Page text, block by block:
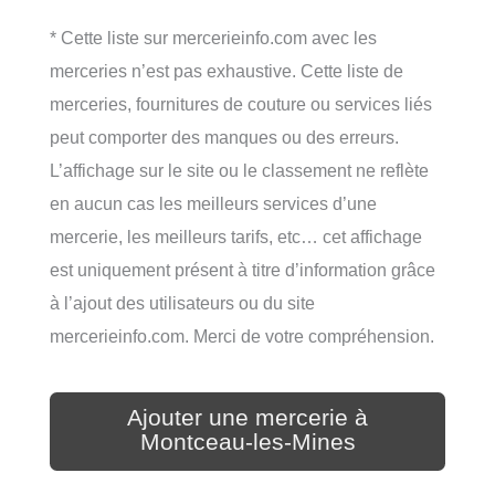
* Cette liste sur mercerieinfo.com avec les
merceries n’est pas exhaustive. Cette liste de
merceries, fournitures de couture ou services liés
peut comporter des manques ou des erreurs.
L’affichage sur le site ou le classement ne reflète
en aucun cas les meilleurs services d’une
mercerie, les meilleurs tarifs, etc… cet affichage
est uniquement présent à titre d’information grâce
à l’ajout des utilisateurs ou du site
mercerieinfo.com. Merci de votre compréhension.
Ajouter une mercerie à
Montceau-les-Mines